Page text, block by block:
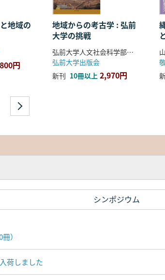
地域の
円
地域からの考古学 : 弘前
大学の挑戦
弘前大学人文社会科学部北日本考古学研究センター 編
弘前大学出版会
新刊 10冊以上 2,970円
シンポジウム
）
荷しました